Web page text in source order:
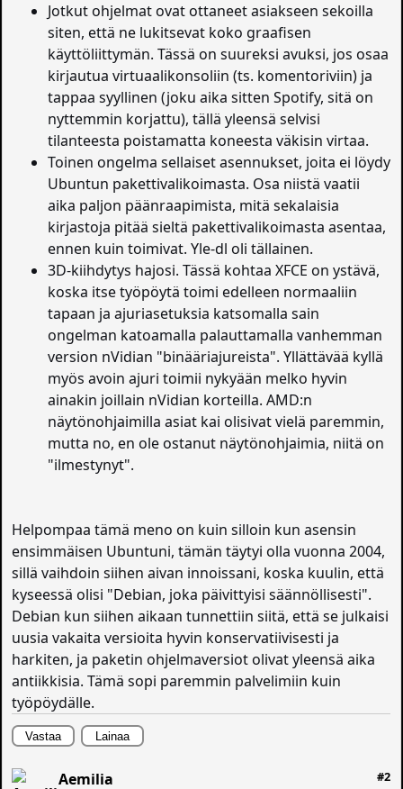
Jotkut ohjelmat ovat ottaneet asiakseen sekoilla
siten, että ne lukitsevat koko graafisen
käyttöliittymän. Tässä on suureksi avuksi, jos osaa
kirjautua virtuaalikonsoliin (ts. komentoriviin) ja
tappaa syyllinen (joku aika sitten Spotify, sitä on
nyttemmin korjattu), tällä yleensä selvisi
tilanteesta poistamatta koneesta väkisin virtaa.
Toinen ongelma sellaiset asennukset, joita ei löydy
Ubuntun pakettivalikoimasta. Osa niistä vaatii
aika paljon päänraapimista, mitä sekalaisia
kirjastoja pitää sieltä pakettivalikoimasta asentaa,
ennen kuin toimivat. Yle-dl oli tällainen.
3D-kiihdytys hajosi. Tässä kohtaa XFCE on ystävä,
koska itse työpöytä toimi edelleen normaaliin
tapaan ja ajuriasetuksia katsomalla sain
ongelman katoamalla palauttamalla vanhemman
version nVidian "binääriajureista". Yllättävää kyllä
myös avoin ajuri toimii nykyään melko hyvin
ainakin joillain nVidian korteilla. AMD:n
näytönohjaimilla asiat kai olisivat vielä paremmin,
mutta no, en ole ostanut näytönohjaimia, niitä on
"ilmestynyt".
Helpompaa tämä meno on kuin silloin kun asensin
ensimmäisen Ubuntuni, tämän täytyi olla vuonna 2004,
sillä vaihdoin siihen aivan innoissani, koska kuulin, että
kyseessä olisi "Debian, joka päivittyisi säännöllisesti".
Debian kun siihen aikaan tunnettiin siitä, että se julkaisi
uusia vakaita versioita hyvin konservatiivisesti ja
harkiten, ja paketin ohjelmaversiot olivat yleensä aika
antiikkisia. Tämä sopi paremmin palvelimiin kuin
työpöydälle.
Vastaa Lainaa
#2
Aemilia